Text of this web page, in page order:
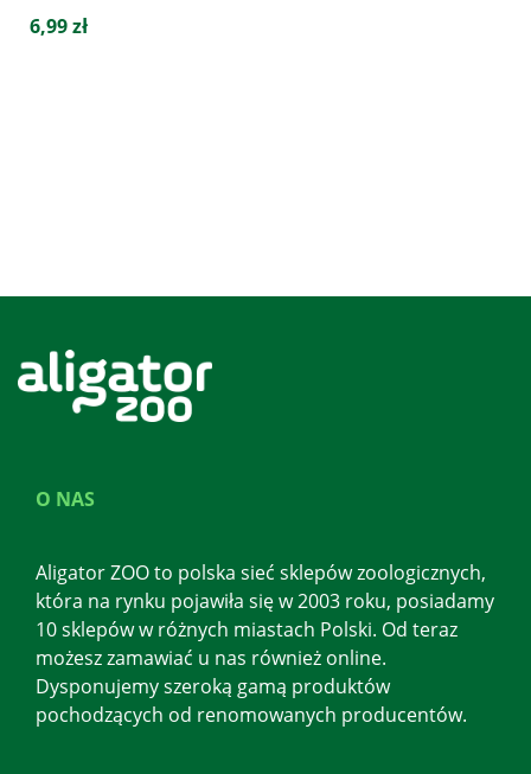
6,99 zł
O NAS
Aligator ZOO to polska sieć sklepów zoologicznych,
która na rynku pojawiła się w 2003 roku, posiadamy
10 sklepów w różnych miastach Polski. Od teraz
możesz zamawiać u nas również online.
Dysponujemy szeroką gamą produktów
pochodzących od renomowanych producentów.